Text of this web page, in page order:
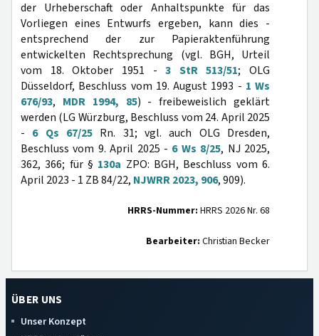
der Urheberschaft oder Anhaltspunkte für das
Vorliegen eines Entwurfs ergeben, kann dies -
entsprechend der zur Papieraktenführung
entwickelten Rechtsprechung (vgl. BGH, Urteil
vom 18. Oktober 1951 -3 StR 513/51; OLG
Düsseldorf, Beschluss vom 19. August 1993 - 1 Ws
676/93, MDR 1994, 85) - freibeweislich geklärt
werden (LG Würzburg, Beschluss vom 24. April 2025
- 6 Qs 67/25 Rn. 31; vgl. auch OLG Dresden,
Beschluss vom 9. April 2025 - 6 Ws 8/25, NJ 2025,
362, 366; für § 130a ZPO: BGH, Beschluss vom 6.
April 2023 - 1 ZB 84/22, NJWRR 2023, 906, 909).
HRRS-Nummer: HRRS 2026 Nr. 68
Bearbeiter: Christian Becker
ÜBER UNS
Unser Konzept